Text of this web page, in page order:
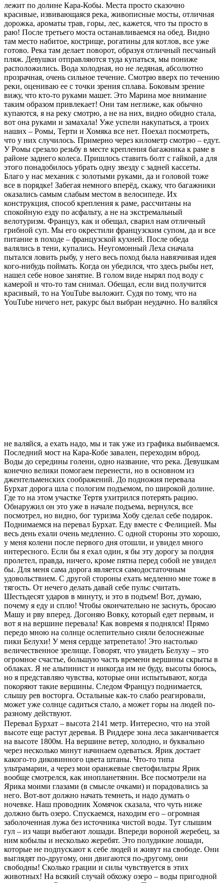
лежит по долине Кара-Кобы. Места просто сказочно
красивые, извивающаяся река, живописные мосты, отличная
дорожка, ароматы трав, горы, лес, кажется, что ты просто в
раю! После третьего моста останавливаемся на обед. Видно
там место набитое, кострище, рогатины для котлов, все уже
готово. Река там делает поворот, образуя отличный песчаный
пляж. Девушки отправляются туда купаться, мы пониже
расположились. Вода холодная, но не ледяная, абсолютно
прозрачная, очень сильное течение. Смотрю вверх по течению
реки, оцениваю ее с точки зрения сплава. Боковым зрение
вижу, что кто-то руками машет. Это Марина мое внимание
таким образом привлекает! Они там неглиже, как обычно
купаются, я на реку смотрю, а не на них, видно обидно стала,
вот она руками и замахала! Уже успели накупаться, а троих
наших – Ромы, Терти и Хомяка все нет. Поехал посмотреть,
что у них случилось. Примерно через километр смотрю – едут.
У Ромы срезало резьбу в месте крепления багажника к раме в
районе заднего колеса. Пришлось ставить болт с гайкой, а для
этого понадобилось убрать одну звезду с задней кассеты.
Благо у нас механик с золотыми руками, да и головой тоже
все в порядке! Забегая немного вперёд, скажу, что багажники
оказались самым слабым местом в велосипеде. Их
конструкция, способ крепления к раме, рассчитаны на
спокойную езду по асфальту, а не на экстремальный
велотуризм. Француз, как и обещал, сварил нам отличный
грибной суп. Мы его окрестили французским супом, да и все
питание в походе – французской кухней. После обеда
валялись в тени, купались. Неугомонный Леха сначала
пытался ловить рыбу, у него весь поход была навязчивая идея
кого-нибудь поймать. Когда он убедился, что здесь рыбы нет,
нашел себе новое занятие. В голом виде нырял под воду с
камерой и что-то там снимал. Обещал, если вид получится
красивый, то на YouTube выложит. Судя по тому, что на
YouTube ничего нет, ракурс был выбран неудачно. Но валяйся
не валяйся, а ехать надо, мы и так уже из графика выбиваемся.
Последний мост на Кара-Кобе завален, переходим вброд.
Воды до середины голени, одно название, что река. Девушкам
конечно велики помогаем перенести, но в основном из
джентельменских соображений. До подножия перевала
Бурхат дорога шла с пологим подъемом, по широкой долине.
Где то на этом участке Тертя ухитрился потерять рацию.
Обнаружил он это уже в начале подъема, вернулся, все
посмотрел, но видно, бог туризма Хобу сделал себе подарок.
Поднимаемся на перевал Бурхат. Еду вместе с Фелицией. Мы
весь день ехали очень медленно. С одной стороны это хорошо,
у меня колени после первого дня отошли, и увидел много
интересного. Если бы я ехал один, я бы эту дорогу за полдня
пролетел, правда, ничего, кроме пятна перед собой не увидел
бы. Для меня сама дорога является самодостаточным
удовольствием. С другой стороны ехать медленно мне тоже в
тягость. От нечего делать давай себе пульс считать.
Шестьдесят ударов в минуту, и это в подъем! Вот, думаю,
почему я еду и сплю! Чтобы окончательно не заснуть, бросаю
Машу и рву вперед. Догоняю Вовку, который едет первым, и
вот я на вершине перевала! Как вовремя я поднялся! Прямо
передо мною на солнце ослепительно сияли белоснежные
пики Белухи! У меня сердце затрепетало! Это настолько
величественное зрелище. Говорят, что увидеть Белуху – это
огромное счастье, большую часть времени вершины скрыты в
облаках. Я не альпинист и никогда им не буду, высоты боюсь,
но я представляю чувства, которые они испытывают, когда
покоряют такие вершины. Следом Француз поднимается,
слышу рев восторга. Остальные как-то слабо реагировали,
может уже солнце садиться стало, а может горы на людей по-
разному действуют.
Перевал Бурхат – высота 2141 метр. Интересно, что на этой
высоте еще растут деревья. В Риддере зона леса заканчивается
на высоте 1800м. На вершине ветер, холодно, и буквально
через несколько минут начинаем одеваться. Ярик достает
какого-то диковинного цвета штаны. Что-то типа
ультрамарин, а через мои оранжевые светофильтры Ярик
вообще смотрелся, как инопланетянин. Все посмотрели на
Ярика моими глазами (в смысле очками) и порадовались за
него. Вот-вот должно начать темнеть, и надо думать о
ночевке. Наш проводник Хомячок сказала, что чуть ниже
должно быть озеро. Спускаемся, находим его – огромная
заболоченная лужа без источника чистой воды. Тут слышим
гул – из чащи выбегают лошади. Впереди вороной жеребец, за
ним кобылы и несколько жеребят. Это полудикие лошади,
которые не подпускают к себе людей и живут на свободе. Они
выглядят по-другому, они двигаются по-другому, они
свободны! Сколько грации и силы чувствуется в этих
животных! На всякий случай обхожу озеро – воды пригодной